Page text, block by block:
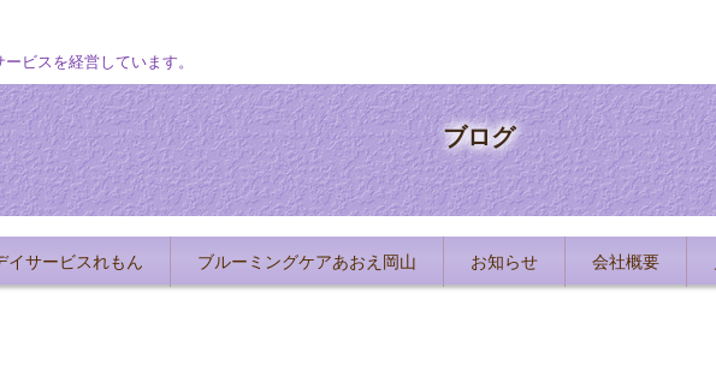
ビスを経営しています。
ブログ
イサービスれもん ブルーミングケアあおえ岡山 お知らせ 会社概要